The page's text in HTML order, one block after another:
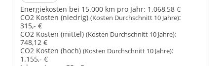
Energiekosten bei 15.000 km pro Jahr: 1.068,58 €
CO2 Kosten (niedrig) (Kosten Durchschnitt 10 Jahre):
315,- €
CO2 Kosten (mittel) (Kosten Durchschnitt 10 Jahre):
748,12 €
CO2 Kosten (hoch) (Kosten Durchschnitt 10 Jahre):
1.155,- €